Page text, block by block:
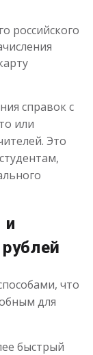
российского
справок с
или
Это
и
что
для
быстрый